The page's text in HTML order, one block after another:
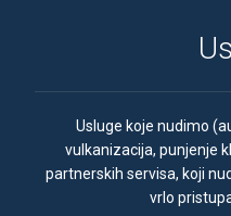
Usluge koje nudimo
vulkanizacija, punjenje
partnerskih servisa, koji
vrlo